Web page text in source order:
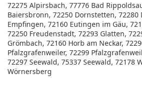
72275 Alpirsbach, 77776 Bad
Baiersbronn, 72250 Dornstetten, 72280
Empfingen, 72160 Eutingen im Gäu,
72250 Freudenstadt, 72293 Glatten,
Grömbach, 72160 Horb am Neckar,
Pfalzgrafenweiler, 72299
72297 Seewald, 75337 Seewald, 72178
Wörnersberg